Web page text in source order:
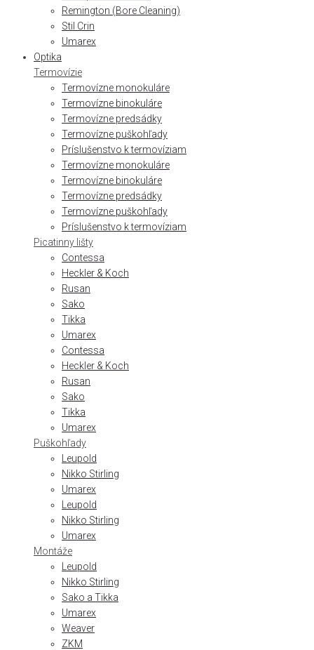
Remington (Bore Cleaning)
Stil Crin
Umarex
Optika
Termovízie
Termovízne monokuláre
Termovízne binokuláre
Termovízne predsádky
Termovízne puškohľady
Príslušenstvo k termovíziam
Termovízne monokuláre
Termovízne binokuláre
Termovízne predsádky
Termovízne puškohľady
Príslušenstvo k termovíziam
Picatinny lišty
Contessa
Heckler & Koch
Rusan
Sako
Tikka
Umarex
Contessa
Heckler & Koch
Rusan
Sako
Tikka
Umarex
Puškohľady
Leupold
Nikko Stirling
Umarex
Leupold
Nikko Stirling
Umarex
Montáže
Leupold
Nikko Stirling
Sako a Tikka
Umarex
Weaver
ZKM